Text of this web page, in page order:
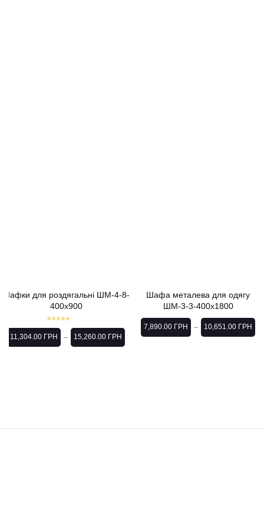
Шафки для роздягальні ШМ-4-8-
400х900
Rated
5.00
out of 5
11,304.00 ГРН – 15,260.00 ГРН
Шафа металева для одягу
ШМ-3-3-400х1800
7,890.00 ГРН – 10,651.00 ГРН